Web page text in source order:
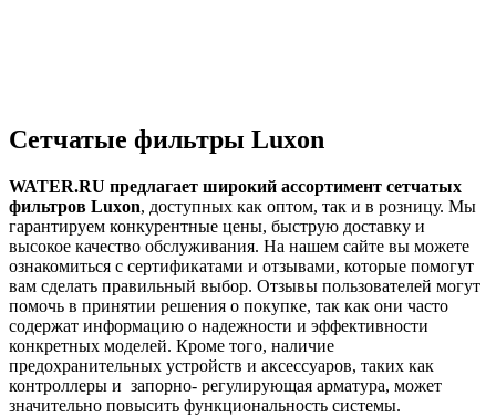
Сетчатые фильтры Luxon
WATER.RU предлагает широкий ассортимент сетчатых
фильтров Luxon, доступных как оптом, так и в розницу. Мы
гарантируем конкурентные цены, быструю доставку и
высокое качество обслуживания. На нашем сайте вы можете
ознакомиться с сертификатами и отзывами, которые помогут
вам сделать правильный выбор. Отзывы пользователей могут
помочь в принятии решения о покупке, так как они часто
содержат информацию о надежности и эффективности
конкретных моделей. Кроме того, наличие
предохранительных устройств и аксессуаров, таких как
контроллеры и запорно- регулирующая арматура, может
значительно повысить функциональность системы.